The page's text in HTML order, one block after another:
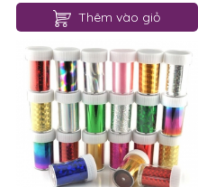
Thêm vào giỏ